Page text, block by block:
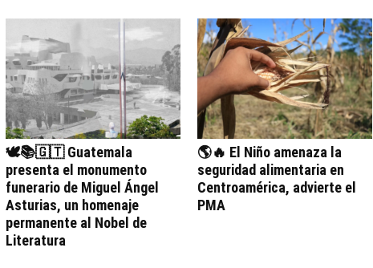
🕊️📚🇬🇹 Guatemala
presenta el monumento
funerario de Miguel Ángel
Asturias, un homenaje
permanente al Nobel de
Literatura
🌎🔥 El Niño amenaza la
seguridad alimentaria en
Centroamérica, advierte el
PMA